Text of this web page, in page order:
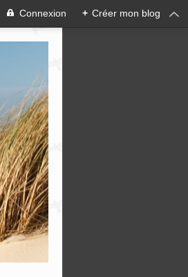
Connexion + Créer mon blog